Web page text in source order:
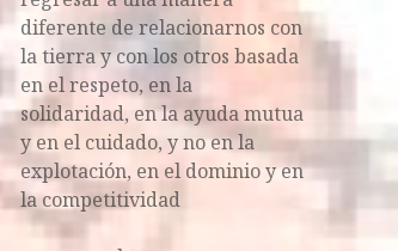
diferente de relacionarnos con
la tierra y con los otros basada
en el respeto, en la
solidaridad, en la ayuda mutua
y en el cuidado, y no en la
explotación, en el dominio y en
la competitividad